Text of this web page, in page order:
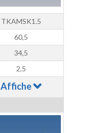
TKAMSK1.5
60,5
34,5
2,5
Affiche